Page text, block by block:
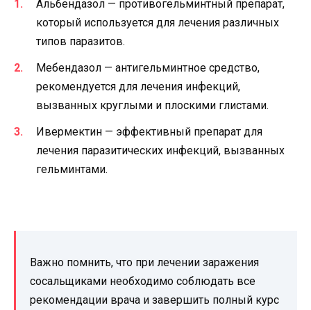
Альбендазол — противогельминтный препарат,
который используется для лечения различных
типов паразитов.
Мебендазол — антигельминтное средство,
рекомендуется для лечения инфекций,
вызванных круглыми и плоскими глистами.
Ивермектин — эффективный препарат для
лечения паразитических инфекций, вызванных
гельминтами.
Важно помнить, что при лечении заражения
сосальщиками необходимо соблюдать все
рекомендации врача и завершить полный курс